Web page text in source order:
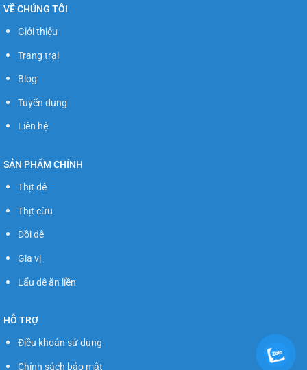
VỀ CHÚNG TÔI
Giới thiệu
Trang trại
Blog
Tuyển dụng
Liên hệ
SẢN PHẨM CHÍNH
Thịt dê
Thịt cừu
Dồi dê
Gia vị
Lẩu dê ăn liền
HỖ TRỢ
Điều khoản sử dụng
Chính sách bảo mật